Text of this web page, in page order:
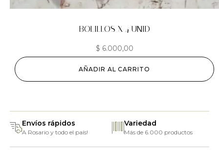
BOLILLOS X 4 UNID
$ 6.000,00
AÑADIR AL CARRITO
Envíos rápidos
A Rosario y todo el país!
Variedad
Más de 6.000 productos